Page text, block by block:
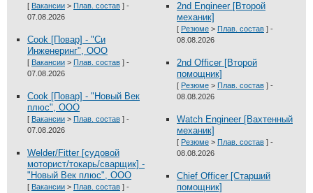
Конференции
Личности
Словарь
Флот
Галерея флота
Форум
Отзывы
Все службы
[ Вакансии > Плав. состав ] -
07.08.2026
Cook [Повар] - "Си
Инженеринг", ООО
[ Вакансии > Плав. состав ] -
07.08.2026
Cook [Повар] - "Новый Век
плюс", ООО
[ Вакансии > Плав. состав ] -
07.08.2026
Welder/Fitter [судовой
моторист/токарь/сварщик] -
"Новый Век плюс", ООО
[ Вакансии > Плав. состав ] -
2nd Engineer [Второй
механик]
[ Резюме > Плав. состав ] -
08.08.2026
2nd Officer [Второй
помощник]
[ Резюме > Плав. состав ] -
08.08.2026
Watch Engineer [Вахтенный
механик]
[ Резюме > Плав. состав ] -
08.08.2026
Chief Officer [Старший
помощник]